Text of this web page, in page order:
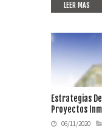
LEER MAS
Estrategias
Proyectos
06/11/2020